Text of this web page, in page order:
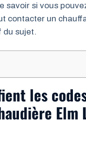
savoir si vous
contacter un
du sujet.
les
Elm